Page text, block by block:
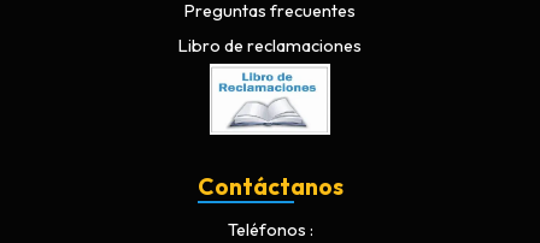
Preguntas frecuentes
Libro de reclamaciones
Contáctanos
Teléfonos